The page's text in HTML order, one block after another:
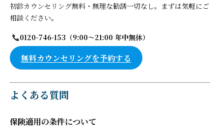
初診カウンセリング無料・無理な勧誘一切なし。まずは気軽にご
相談ください。
0120-746-153（9:00〜21:00 年中無休）
無料カウンセリングを予約する
よくある質問
保険適用の条件について